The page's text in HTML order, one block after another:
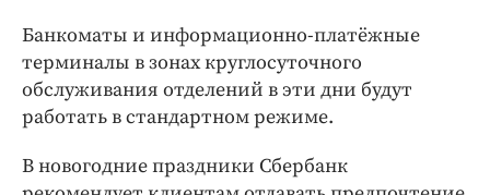
Банкоматы и информационно-платёжные
терминалы в зонах круглосуточного
обслуживания отделений в эти дни будут
работать в стандартном режиме.
В новогодние праздники Сбербанк